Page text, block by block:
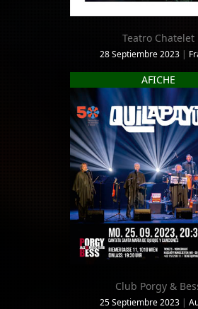
Teatro Chatelet
28 Septiembre 2023 |
AFICHE
Club Porgy &
25 Septiembre 2023 |